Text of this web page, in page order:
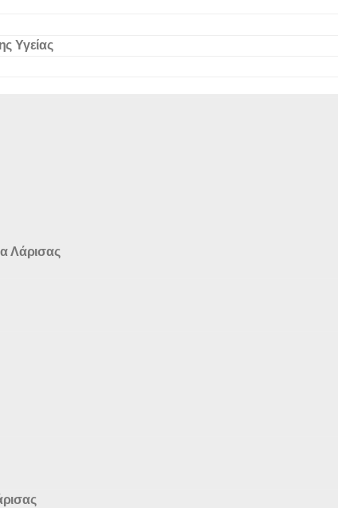
Υγείας
Λάρισας